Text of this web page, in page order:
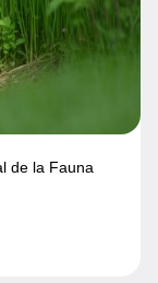
de la Fauna